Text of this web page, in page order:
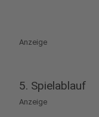
Anzeige
5. Spielablauf
Anzeige